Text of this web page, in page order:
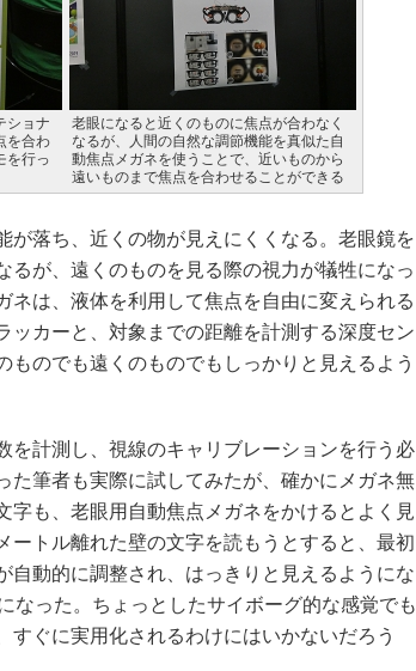
ショナ
を合わ
を行っ
老眼になると近くのものに焦点が合わなく
なるが、人間の自然な調節機能を真似た自
動焦点メガネを使うことで、近いものから
遠いものまで焦点を合わせることができる
落ち、近くの物が見えにくくなる。老眼鏡を
るが、遠くのものを見る際の視力が犠牲になっ
ネは、液体を利用して焦点を自由に変えられる
ッカーと、対象までの距離を計測する深度セン
ものでも遠くのものでもしっかりと見えるよう
計測し、視線のキャリブレーションを行う必
た筆者も実際に試してみたが、確かにメガネ無
字も、老眼用自動焦点メガネをかけるとよく見
ートル離れた壁の文字を読もうとすると、最初
自動的に調整され、はっきりと見えるようにな
なった。ちょっとしたサイボーグ的な感覚でも
すぐに実用化されるわけにはいかないだろう